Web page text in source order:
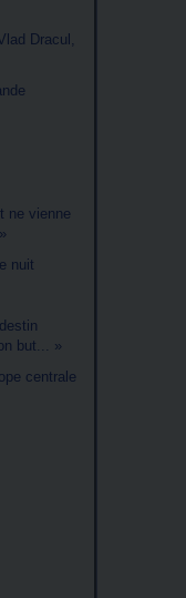
Dracul,
ne vienne
nuit
but... »
centrale